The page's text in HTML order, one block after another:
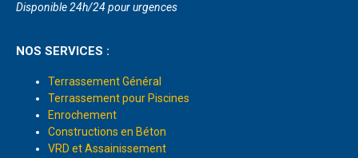
Disponible 24h/24 pour urgences
NOS SERVICES :
Terrassement Général
Terrassement pour Piscines
Enrochement
Constructions en Béton
VRD et Assainissement